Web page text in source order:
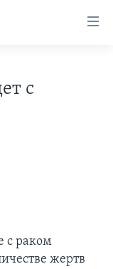
с
с раком
жертв